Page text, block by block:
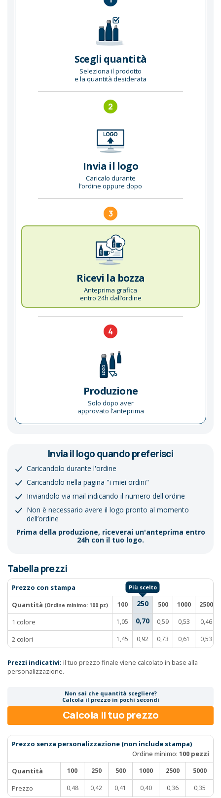
Scegli quantità
Seleziona il prodotto
e la quantità desiderata
2
Invia il logo
Caricalo durante
l’ordine oppure dopo
3
Ricevi la bozza
Anteprima grafica
entro 24h dall’ordine
4
Produzione
Solo dopo aver
approvato l’anteprima
Invia il logo quando preferisci
Caricandolo durante l'ordine
Caricandolo nella pagina "i miei ordini"
Inviandolo via mail indicando il numero dell'ordine
Non è necessario avere il logo pronto al momento
dell’ordine
Prima della produzione, riceverai un'anteprima entro
24h con il tuo logo.
Tabella prezzi
Prezzo con stampa
Quantità (Ordine minimo: 100 pz) 100 250 500 1000 2500
1 colore 1,05 0,70 0,59 0,53 0,46
2 colori 1,45 0,92 0,73 0,61 0,53
Prezzi indicativi: il tuo prezzo finale viene calcolato in base alla
personalizzazione.
Non sai che quantità scegliere?
Calcola il prezzo in pochi secondi
Calcola il tuo prezzo
Prezzo senza personalizzazione (non include stampa)
Ordine minimo: 100 pezzi
Quantità
100 250 500 1000 2500 5000
Prezzo 0,48 0,42 0,41 0,40 0,36 0,35